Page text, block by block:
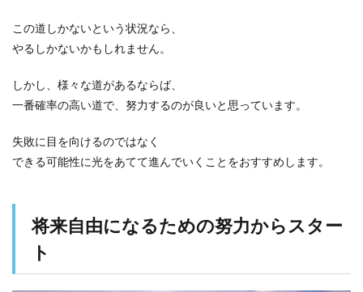
この道しかないという状況なら、
やるしかないかもしれません。
しかし、様々な道があるならば、
一番確率の高い道で、努力するのが良いと思っています。
失敗に目を向けるのではなく
できる可能性に光をあてて進んでいくことをおすすめします。
将来自由になるための努力からスター
ト